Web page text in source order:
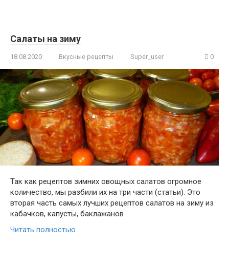
Салаты на зиму
18.08.2020 Вкусные рецепты Super_user 0
Так как рецептов зимних овощных салатов огромное
количество, мы разбили их на три части (статьи). Это
вторая часть самых лучших рецептов салатов на зиму из
кабачков, капусты, баклажанов
Читать полностью